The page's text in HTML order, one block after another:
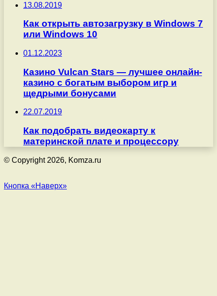
13.08.2019
Как открыть автозагрузку в Windows 7
или Windows 10
01.12.2023
Казино Vulcan Stars — лучшее онлайн-
казино с богатым выбором игр и
щедрыми бонусами
22.07.2019
Как подобрать видеокарту к
материнской плате и процессору
© Copyright 2026, Komza.ru
Кнопка «Наверх»